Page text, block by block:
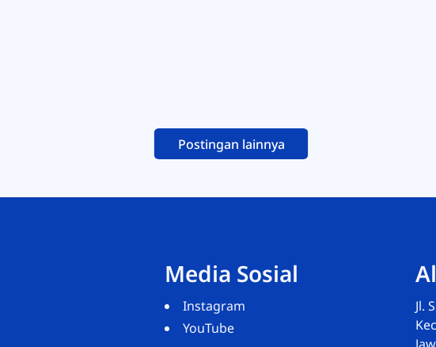
Postingan lainnya
Media Sosial
Instagram
YouTube
Jl.